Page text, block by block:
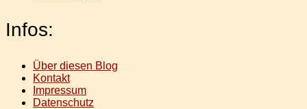
Infos:
Über diesen Blog
Kontakt
Impressum
Datenschutz